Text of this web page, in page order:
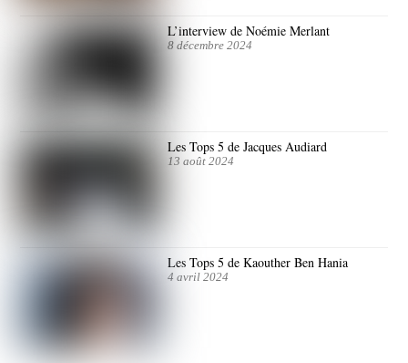
L’interview de Noémie Merlant
8 décembre 2024
Les Tops 5 de Jacques Audiard
13 août 2024
Les Tops 5 de Kaouther Ben Hania
4 avril 2024